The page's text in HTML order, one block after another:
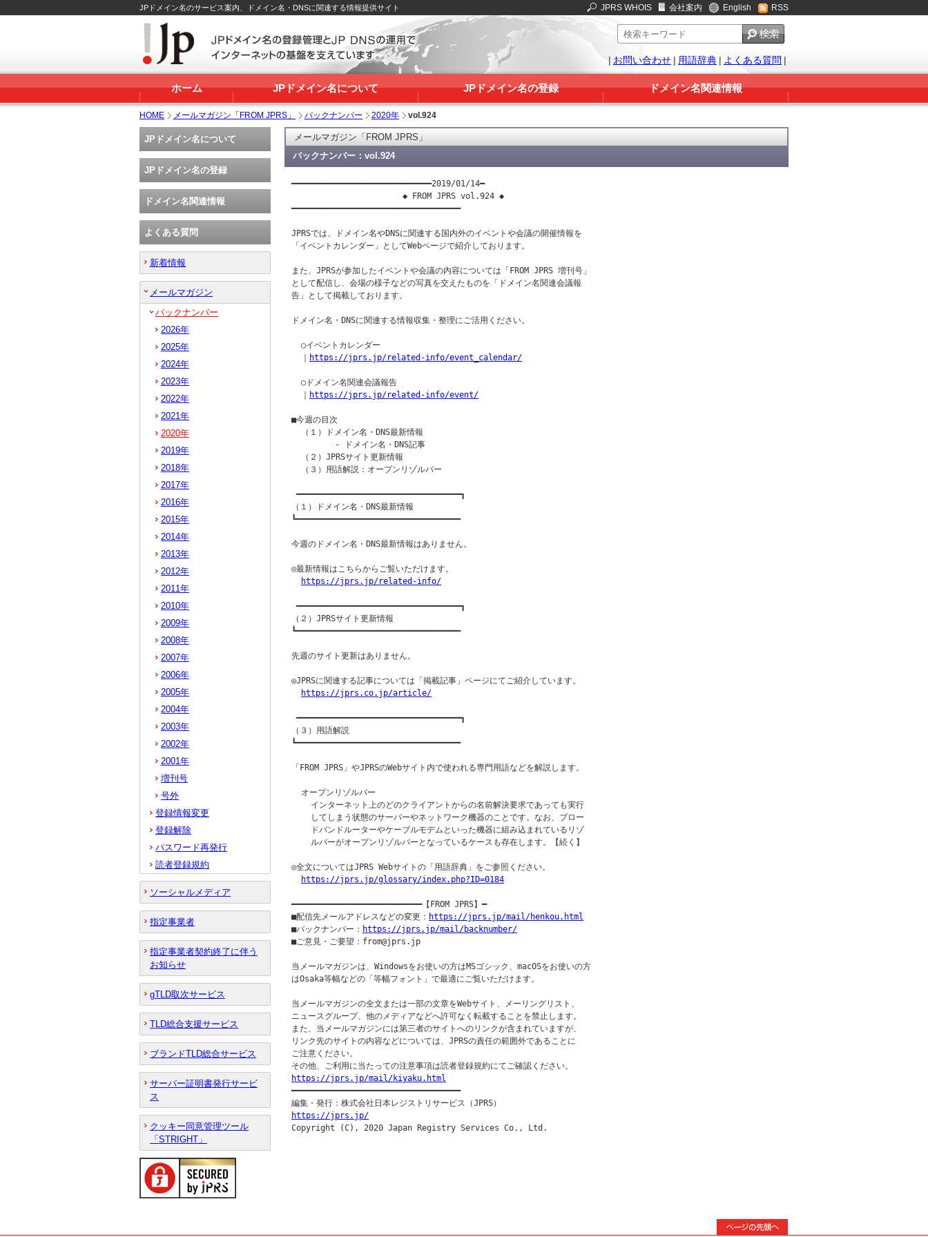
JPドメイン名のサービス案内、ドメイン名・DNSに関連する情報提供サイト JPRS WHOIS 会社案内 English RSS
| お問い合わせ | 用語辞典 | よくある質問 |
ホーム JPドメイン名について JPドメイン名の登録 ドメイン名関連情報
HOME メールマガジン「FROM JPRS」 バックナンバー 2020年 vol.924
メールマガジン「FROM JPRS」
バックナンバー：vol.924
━━━━━━━━━━━━━━━━━━━━━━━━━━━━━2019/01/14━
                       ◆ FROM JPRS vol.924 ◆
━━━━━━━━━━━━━━━━━━━━━━━━━━━━━━━━━━━
JPRSでは、ドメイン名やDNSに関連する国内外のイベントや会議の開催情報を
「イベントカレンダー」としてWebページで紹介しております。
また、JPRSが参加したイベントや会議の内容については「FROM JPRS 増刊号」
として配信し、会場の様子などの写真を交えたものを「ドメイン名関連会議報
告」として掲載しております。
ドメイン名・DNSに関連する情報収集・整理にご活用ください。
  ○イベントカレンダー
https://jprs.jp/related-info/event_calendar/
  ○ドメイン名関連会議報告
https://jprs.jp/related-info/event/
■今週の目次
  （１）ドメイン名・DNS最新情報
         - ドメイン名・DNS記事
  （２）JPRSサイト更新情報
  （３）用語解説：オープンリゾルバー
━━━━━━━━━━━━━━━━━━━━━━━━━━━━━━━━━━┓
（１）ドメイン名・DNS最新情報
┗━━━━━━━━━━━━━━━━━━━━━━━━━━━━━━━━━━
今週のドメイン名・DNS最新情報はありません。
◎最新情報はこちらからご覧いただけます。
https://jprs.jp/related-info/
━━━━━━━━━━━━━━━━━━━━━━━━━━━━━━━━━━┓
（２）JPRSサイト更新情報
┗━━━━━━━━━━━━━━━━━━━━━━━━━━━━━━━━━━
先週のサイト更新はありません。
◎JPRSに関連する記事については「掲載記事」ページにてご紹介しています。
https://jprs.co.jp/article/
━━━━━━━━━━━━━━━━━━━━━━━━━━━━━━━━━━┓
（３）用語解説
┗━━━━━━━━━━━━━━━━━━━━━━━━━━━━━━━━━━
「FROM JPRS」やJPRSのWebサイト内で使われる専門用語などを解説します。
  オープンリゾルバー
    インターネット上のどのクライアントからの名前解決要求であっても実行
    してしまう状態のサーバーやネットワーク機器のことです。なお、ブロー
    ドバンドルーターやケーブルモデムといった機器に組み込まれているリゾ
    ルバーがオープンリゾルバーとなっているケースも存在します。【続く】
◎全文についてはJPRS Webサイトの「用語辞典」をご参照ください。
https://jprs.jp/glossary/index.php?ID=0184
━━━━━━━━━━━━━━━━━━━━━━━━━━━【FROM JPRS】━
■配信先メールアドレスなどの変更： https://jprs.jp/mail/henkou.html
■バックナンバー： https://jprs.jp/mail/backnumber/
■ご意見・ご要望：from@jprs.jp
当メールマガジンは、Windowsをお使いの方はMSゴシック、macOSをお使いの方
はOsaka等幅などの「等幅フォント」で最適にご覧いただけます。
当メールマガジンの全文または一部の文章をWebサイト、メーリングリスト、
ニュースグループ、他のメディアなどへ許可なく転載することを禁止します。
また、当メールマガジンには第三者のサイトへのリンクが含まれていますが、
リンク先のサイトの内容などについては、JPRSの責任の範囲外であることに
ご注意ください。
https://jprs.jp/mail/kiyaku.html
━━━━━━━━━━━━━━━━━━━━━━━━━━━━━━━━━━━
https://jprs.jp/
JPドメイン名について
JPドメイン名の登録
ドメイン名関連情報
よくある質問
新着情報
メールマガジン
バックナンバー
2026年
2025年
2024年
2023年
2022年
2021年
2020年
2019年
2018年
2017年
2016年
2015年
2014年
2013年
2012年
2011年
2010年
2009年
2008年
2007年
2006年
2005年
2004年
2003年
2002年
2001年
増刊号
号外
登録情報変更
登録解除
パスワード再発行
読者登録規約
ソーシャルメディア
指定事業者
指定事業者契約終了に伴う
お知らせ
gTLD取次サービス
TLD総合支援サービス
ブランドTLD総合サービス
サーバー証明書発行サービ
ス
クッキー同意管理ツール
「STRIGHT」